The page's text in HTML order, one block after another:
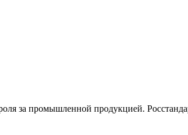
за промышленной продукцией.